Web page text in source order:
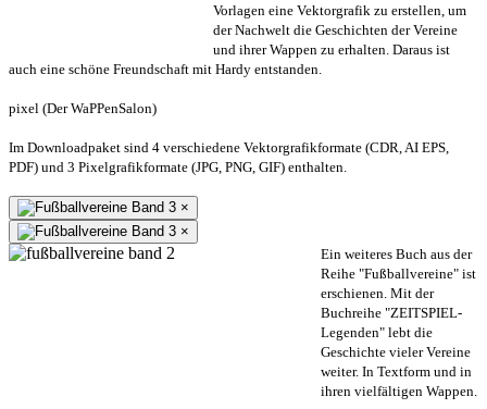
Vorlagen eine Vektorgrafik zu erstellen, um
der Nachwelt die Geschichten der Vereine
und ihrer Wappen zu erhalten. Daraus ist
auch eine schöne Freundschaft mit Hardy entstanden.
pixel (Der WaPPenSalon)
Im Downloadpaket sind 4 verschiedene Vektorgrafikformate (CDR, AI EPS,
PDF) und 3 Pixelgrafikformate (JPG, PNG, GIF) enthalten.
×
×
Ein weiteres Buch aus der
Reihe "Fußballvereine" ist
erschienen. Mit der
Buchreihe "ZEITSPIEL-
Legenden" lebt die
Geschichte vieler Vereine
weiter. In Textform und in
ihren vielfältigen Wappen.